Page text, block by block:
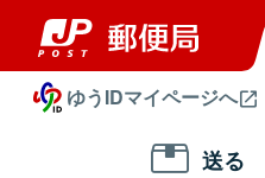
ゆうIDマイページへ
送る